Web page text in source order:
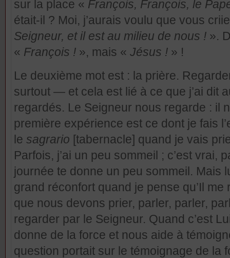
sur la place « François, François, le
était-il ? Moi, j’aurais voulu que vous
Seigneur, et il est au milieu de nous ! ».
« François ! », mais « Jésus ! » !
Le deuxième mot est : la prière.
surtout — et cela est lié à ce que j’ai dit
regardés. Le Seigneur nous regarde : il
première expérience est ce dont je fais
le sagrario [tabernacle] quand je vais
Parfois, j’ai un peu sommeil ; c’est vrai,
journée te donne un peu sommeil. Mais
grand réconfort quand je pense qu’Il
que nous devons prier, parler, parler,
regarder par le Seigneur. Quand c’est
donne de la force et nous aide à
question portait sur le témoignage de la